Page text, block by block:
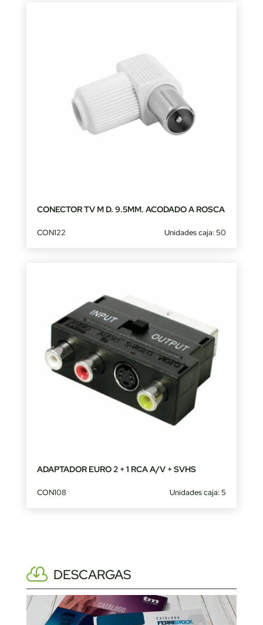
CONECTOR TV M D. 9.5MM. ACODADO A ROSCA
CON122 Unidades caja: 50
ADAPTADOR EURO 2 + 1 RCA A/V + SVHS
CON108 Unidades caja: 5
DESCARGAS